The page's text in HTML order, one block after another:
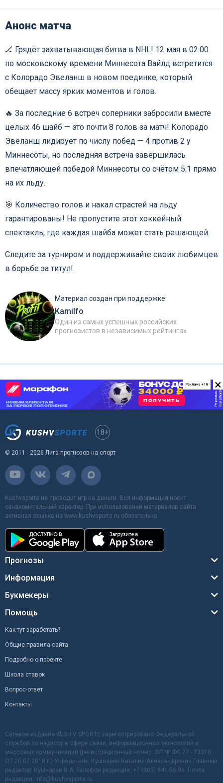
Анонс матча
🏒 Грядёт захватывающая битва в NHL! 12 мая в 02:00
по московскому времени Миннесота Вайлд встретится
с Колорадо Эвеланш в новом поединке, который
обещает массу ярких моментов и голов.
🔥 За последние 6 встреч соперники забросили вместе
целых 46 шайб — это почти 8 голов за матч! Колорадо
Эвеланш лидирует по числу побед — 4 против 2 у
Миннесоты, но последняя встреча завершилась
впечатляющей победой Миннесоты со счётом 5:1 прямо
на их льду.
🎯 Количество голов и накал страстей на льду
гарантированы! Не пропустите этот хоккейный
спектакль, где каждая шайба может стать решающей.
Следите за турниром и поддерживайте своих любимцев
в борьбе за титул!
Материал создан при поддержке:
Kamilfo
Один из самых успешных российских
прогнозистов в независимых рейтингах
×
Реклама +18
18+
© 2011 - 2026 Лига прогнозов на спорт
Kushvsporte не проводит игр на деньги. Вся информация носит
ознакомительный характер. При использовании материалов сайта
активная ссылка на www.kushvsporte.ru обязательна
Прогнозы
Информация
Букмекеры
Помощь
Как тут заработать?
Общие правила сайта
Подробно о проекте
Школа ставок
Вопрос-ответ
Контакты
Сетевое издание KUSH V SPORTE зарегистрировано Федеральной
службой по надзору в сфере связи, информационных технологий и
массовых коммуникаций (регистрационный номер: ЭЛ № ФС 77 - 73310
ОТ 20.07.2018 г.) Учредитель: Кушнарев Виталий Александрович Главный
редактор: Кушнарев В.А. Телефон редакции: +7 (905) 941-56-96. Почта
редакции: info@kushvsporte.ru.